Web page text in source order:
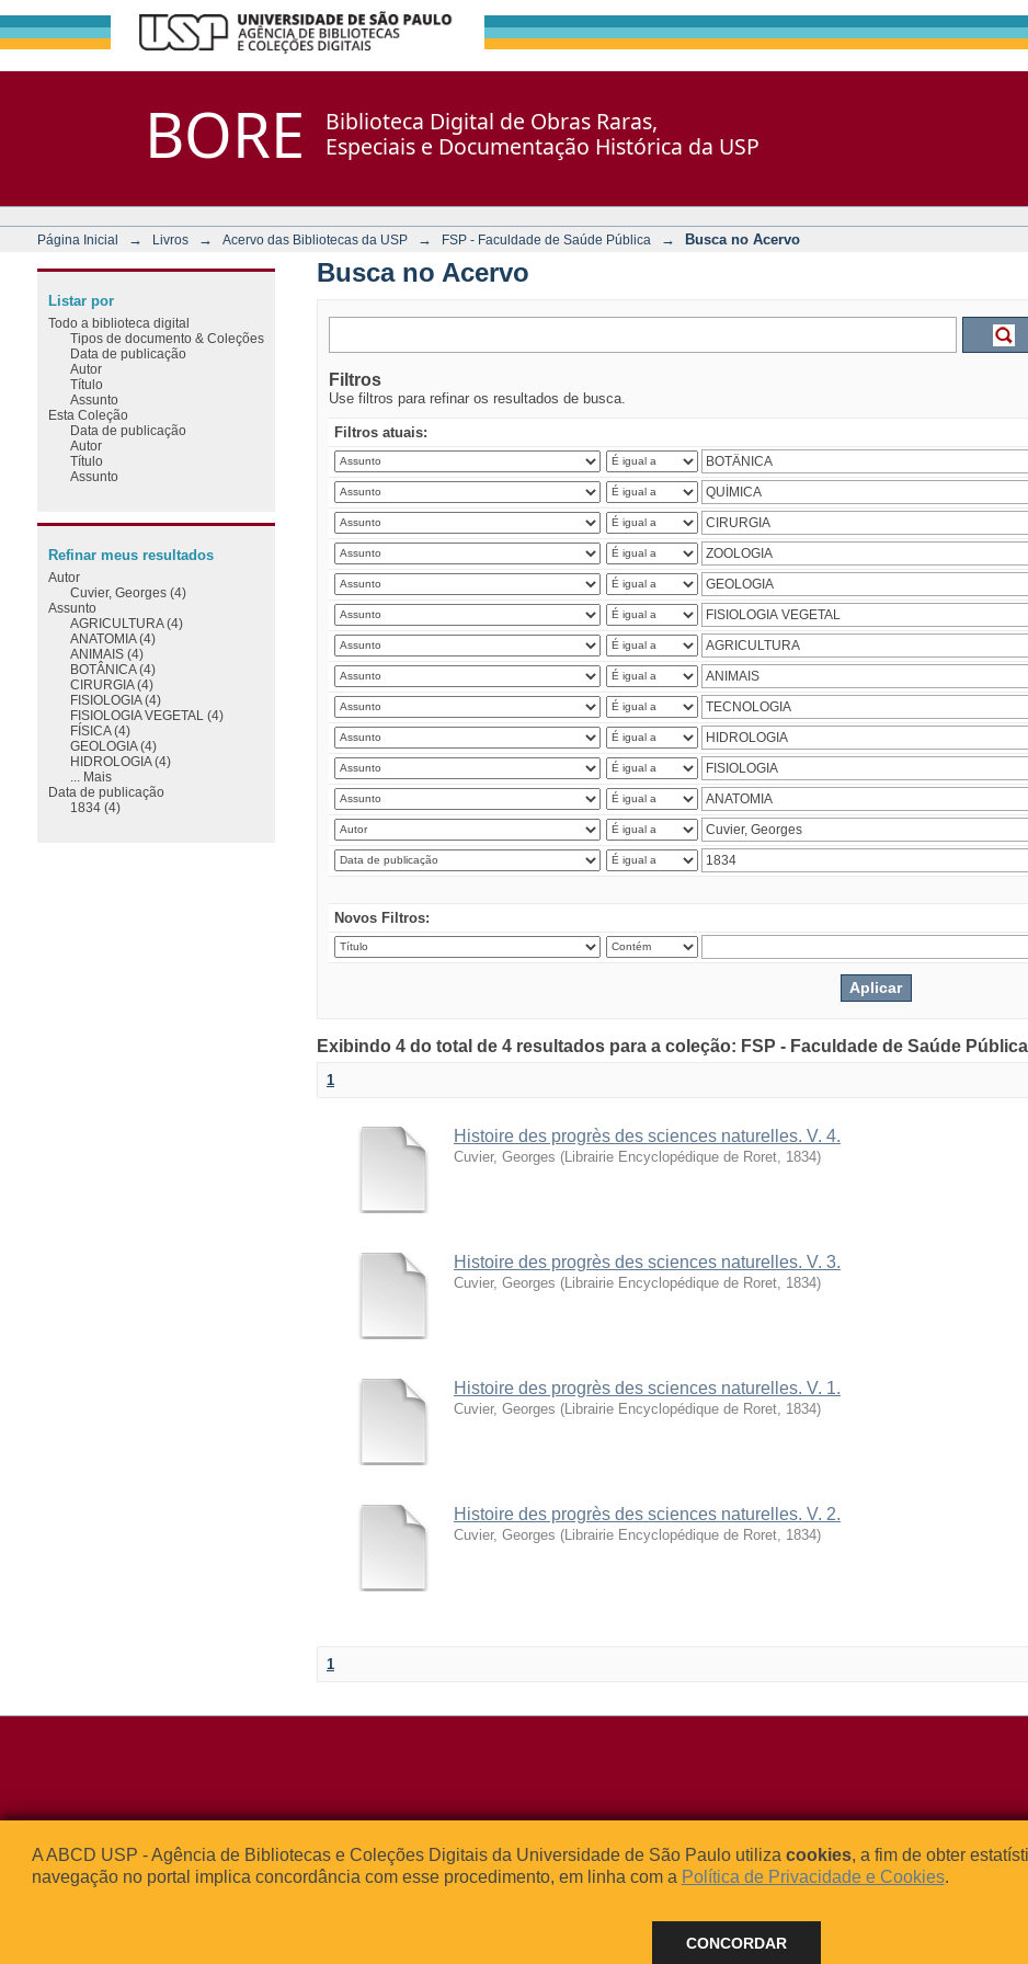
BORE
Biblioteca Digital de Obras Raras,
Especiais e Documentação Histórica da USP
Página Inicial → Livros → Acervo das Bibliotecas da USP → FSP - Faculdade de Saúde Pública → Busca no Acervo
Busca no Acervo
Filtros
Use filtros para refinar os resultados de busca.
Filtros atuais:
Novos Filtros:
Exibindo 4 do total de 4 resultados para a coleção: FSP - Faculdade de Saúde
1
Histoire des progrès des sciences naturelles. V. 4.
Cuvier, Georges (Librairie Encyclopédique de Roret, 1834)
Histoire des progrès des sciences naturelles. V. 3.
Cuvier, Georges (Librairie Encyclopédique de Roret, 1834)
Histoire des progrès des sciences naturelles. V. 1.
Cuvier, Georges (Librairie Encyclopédique de Roret, 1834)
Histoire des progrès des sciences naturelles. V. 2.
Cuvier, Georges (Librairie Encyclopédique de Roret, 1834)
1
Listar por
Todo a biblioteca digital
Tipos de documento & Coleções
Data de publicação
Autor
Título
Assunto
Esta Coleção
Data de publicação
Autor
Título
Assunto
Refinar meus resultados
Autor
Cuvier, Georges (4)
Assunto
AGRICULTURA (4)
ANATOMIA (4)
ANIMAIS (4)
BOTÂNICA (4)
CIRURGIA (4)
FISIOLOGIA (4)
FISIOLOGIA VEGETAL (4)
FÍSICA (4)
GEOLOGIA (4)
HIDROLOGIA (4)
... Mais
Data de publicação
1834 (4)
Rua da Praça do Relógio, 109 – Bloco L
05508-050 – Cidade Universitária
São Paulo, SP – Brasil
Tel: (0xx11) 3091-4195 / (0xx11) 3091-
Fax: (0xx11) 3091-1567
E-mail:atendimento@abcd.usp.br
A ABCD USP - Agência de Bibliotecas e Coleções Digitais da Universidade de São Paulo utiliza cookies, a fim de obter
navegação no portal implica concordância com esse procedimento, em linha com a Política de Privacidade e Cookies.
CONCORDAR